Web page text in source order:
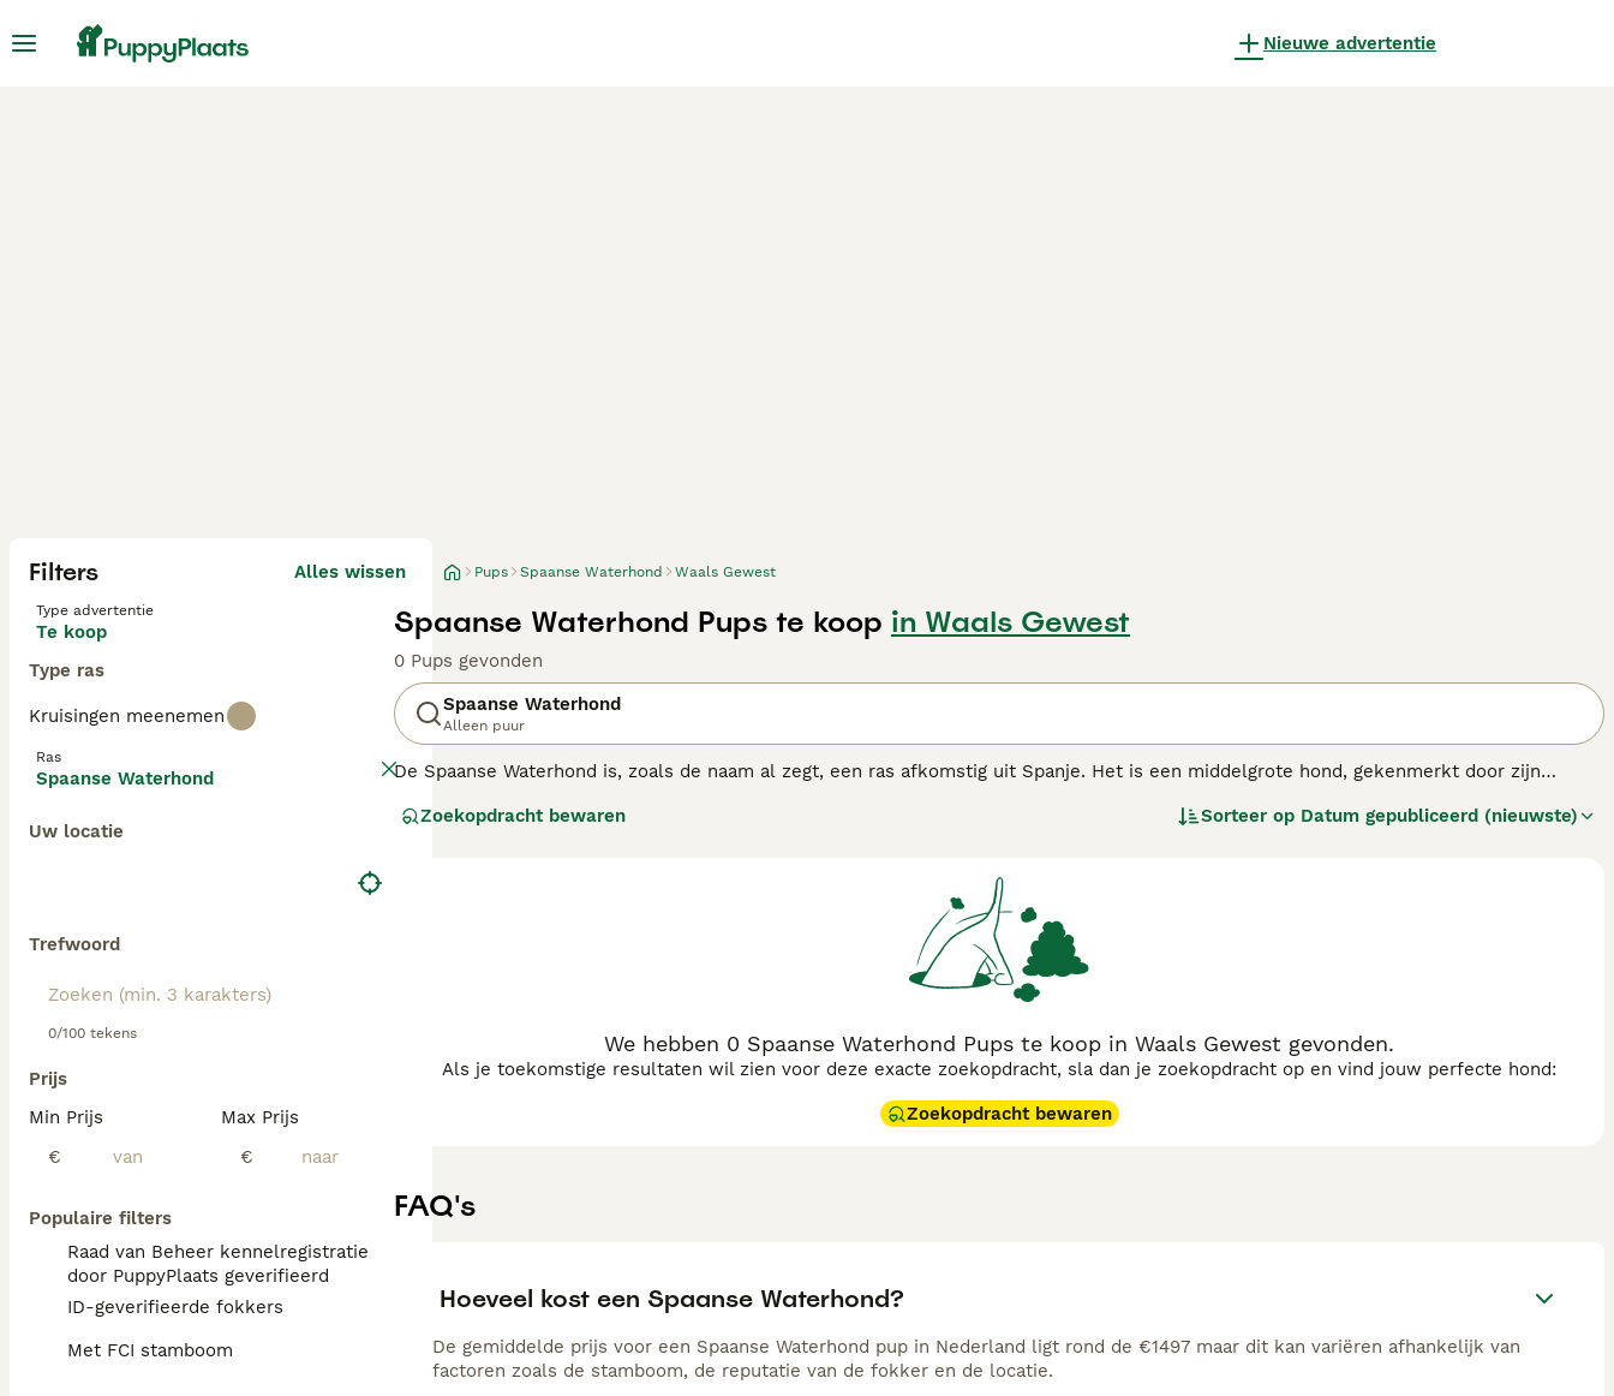
Nieuwe advertentie
Filters Alles wissen
Type advertentie
Te koop
Type ras
Kruisingen meenemen
Ras
Spaanse Waterhond
Uw locatie
Trefwoord
0/100 tekens
Prijs
Min Prijs
€
Max Prijs
€
Populaire filters
Raad van Beheer kennelregistratie
door PuppyPlaats geverifieerd
ID-geverifieerde fokkers
Met FCI stamboom
Pups Spaanse Waterhond Waals Gewest
Spaanse Waterhond Pups te koop in Waals Gewest
0 Pups gevonden
Spaanse Waterhond
Alleen puur
De Spaanse Waterhond is, zoals de naam al zegt, een ras afkomstig uit Spanje. Het is een middelgrote hond, gekenmerkt door zijn
één van de redenen dat ze altijd zo hoog aangeschreven staan wat betreft hun atletische capaciteiten. De Spaanse Waterhond voelt zich
voor informatie over dit hondenras.
Zoekopdracht bewaren Sorteer op Datum gepubliceerd (nieuwste)
We hebben 0 Spaanse Waterhond Pups te koop in Waals Gewest gevonden.
Als je toekomstige resultaten wil zien voor deze exacte zoekopdracht, sla dan je zoekopdracht op en vind jouw perfecte hond:
Zoekopdracht bewaren
FAQ's
Hoeveel kost een Spaanse Waterhond?
De gemiddelde prijs voor een Spaanse Waterhond pup in Nederland ligt rond de €1497 maar dit kan variëren afhankelijk van
factoren zoals de stamboom, de reputatie van de fokker en de locatie.